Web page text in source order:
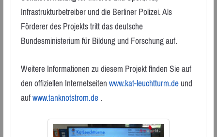
Infrastrukturbetreiber und die Berliner Polizei. Als
Förderer des Projekts tritt das deutsche
Bundesministerium für Bildung und Forschung auf.
Weitere Informationen zu diesem Projekt finden Sie auf
den offiziellen Internetseitenwww.kat-leuchtturm.deund
aufwww.tanknotstrom.de.